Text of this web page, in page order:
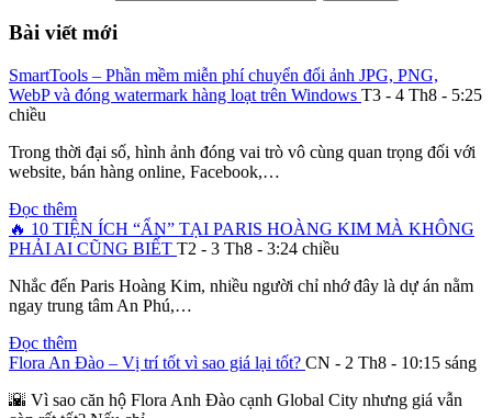
Bài viết mới
SmartTools – Phần mềm miễn phí chuyển đổi ảnh JPG, PNG,
WebP và đóng watermark hàng loạt trên Windows T3 - 4 Th8 - 5:25
chiều
Trong thời đại số, hình ảnh đóng vai trò vô cùng quan trọng đối với
website, bán hàng online, Facebook,…
Đọc thêm
🔥 10 TIỆN ÍCH “ẨN” TẠI PARIS HOÀNG KIM MÀ KHÔNG
PHẢI AI CŨNG BIẾT T2 - 3 Th8 - 3:24 chiều
Nhắc đến Paris Hoàng Kim, nhiều người chỉ nhớ đây là dự án nằm
ngay trung tâm An Phú,…
Đọc thêm
Flora An Đào – Vị trí tốt vì sao giá lại tốt? CN - 2 Th8 - 10:15 sáng
🌇 Vì sao căn hộ Flora Anh Đào cạnh Global City nhưng giá vẫn